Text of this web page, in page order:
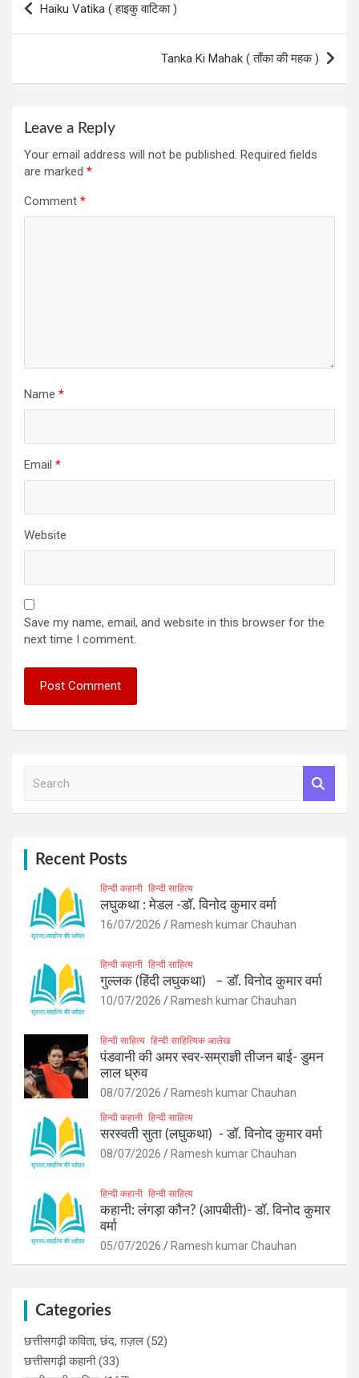
Haiku Vatika ( हाइकु वाटिका )
Tanka Ki Mahak ( ताँका की महक )
Leave a Reply
Your email address will not be published. Required fields
are marked *
Comment *
Name *
Email *
Website
Save my name, email, and website in this browser for the
next time I comment.
Recent Posts
हिन्दी कहानी हिन्दी साहित्य
लघुकथा : मेडल -डॉ. विनोद कुमार वर्मा
16/07/2026 Ramesh kumar Chauhan
हिन्दी कहानी हिन्दी साहित्य
गुल्लक (हिंदी लघुकथा) – डॉ. विनोद कुमार वर्मा
10/07/2026 Ramesh kumar Chauhan
हिन्दी साहित्य हिन्दी साहित्यिक आलेख
पंडवानी की अमर स्वर-सम्राज्ञी तीजन बाई- डुमन
लाल ध्रुव
08/07/2026 Ramesh kumar Chauhan
हिन्दी कहानी हिन्दी साहित्य
सरस्वती सुता (लघुकथा) ​- डॉ. विनोद कुमार वर्मा
08/07/2026 Ramesh kumar Chauhan
हिन्दी कहानी हिन्दी साहित्य
कहानी: लंगड़ा कौन? (आपबीती)​- डॉ. विनोद कुमार
वर्मा
05/07/2026 Ramesh kumar Chauhan
Categories
छत्तीसगढ़ी कविता, छंद, ग़ज़ल (52)
छत्तीसगढ़ी कहानी(33)